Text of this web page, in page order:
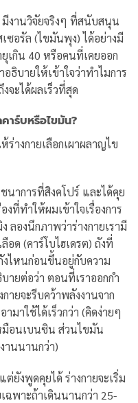
มีงานวิจัยจริงๆ ที่สนับสนุน
ซอรัล (ไขมันพุง) ได้อย่างมี
เกิน 40 หรือคนที่เคยออก
อธิบายให้เข้าใจว่าทำไมการ
จะได้ผลเร็วที่สุด
าร์บหรือไขมัน?
ร่างกายเลือกเผาผลาญไข
าการที่สิงคโปร์ และได้คุย
งที่ทำให้ผมเข้าใจเรื่องการ
ลองนึกภาพว่าร่างกายเรามี
อด (คาร์โบไฮเดรต) ถังที่
งไหนก่อนขึ้นอยู่กับความ
บายต่อว่า ตอนที่เราออกกำ
ายจะรีบคว้าพลังงานจาก
มาใช้ได้เร็วกว่า (คิดง่ายๆ
มือนเบนซิน ส่วนไขมัน
านนานกว่า)
ยังพูดคุยได้ ร่างกายจะเริ่ม
พาะถ้าเดินนานกว่า 25-